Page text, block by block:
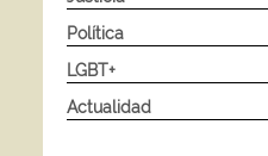
Política
LGBT+
Actualidad